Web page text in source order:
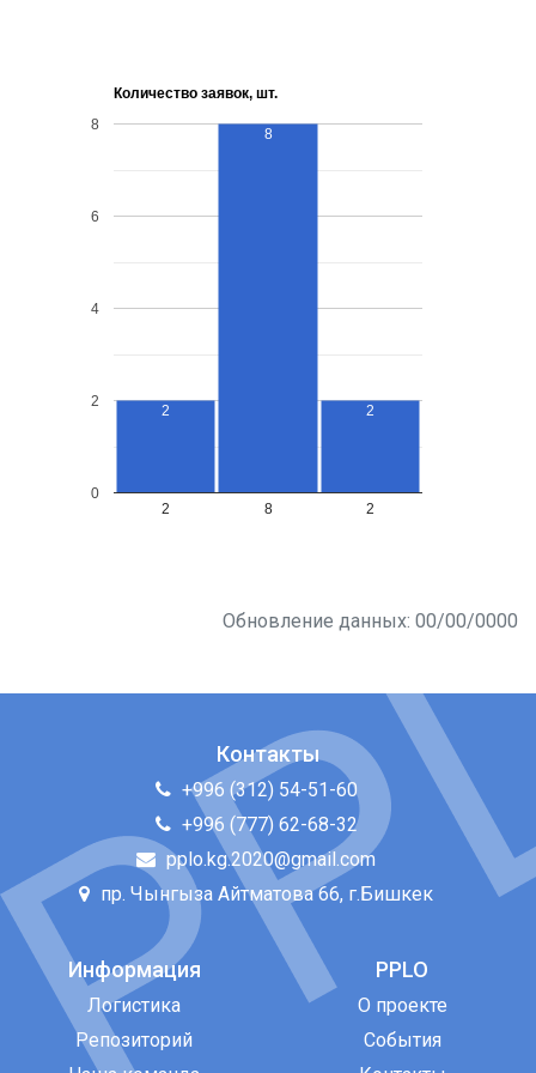
Количество заявок, шт.
2 8 2
0
2
4
6
8
2
8
2
Обновление данных: 00/00/0000
Контакты
+996 (312) 54-51-60
+996 (777) 62-68-32
pplo.kg.2020@gmail.com
пр. Чынгыза Айтматова 66, г.Бишкек
Информация
Логистика
Репозиторий
PPLO
О проекте
События